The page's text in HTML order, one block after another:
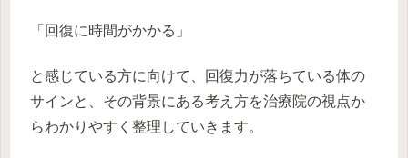
「回復に時間がかかる」
と感じている方に向けて、回復力が落ちている体の
サインと、その背景にある考え方を治療院の視点か
らわかりやすく整理していきます。